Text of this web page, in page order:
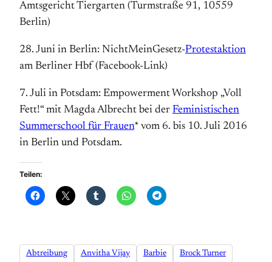
Amtsgericht Tiergarten (Turmstraße 91, 10559
Berlin)
28. Juni in Berlin: NichtMeinGesetz-Protestaktion
am Berliner Hbf (Facebook-Link)
7. Juli in Potsdam: Empowerment Workshop „Voll
Fett!“ mit Magda Albrecht bei der Feministischen
Summerschool für Frauen* vom 6. bis 10. Juli 2016
in Berlin und Potsdam.
Teilen:
Abtreibung Anvitha Vijay Barbie Brock Turner